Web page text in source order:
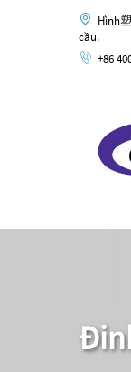
Hình
cầu.
+86